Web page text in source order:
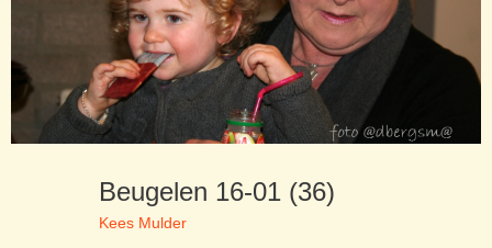
Beugelen 16-01 (36)
Kees Mulder